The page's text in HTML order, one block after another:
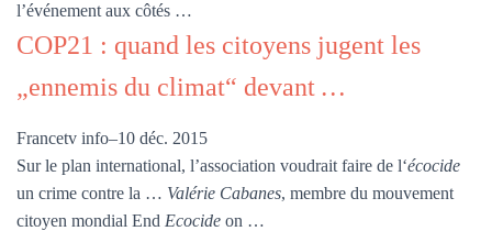
l’événement aux côtés …
COP21 : quand les citoyens jugent les
„ennemis du climat“ devant …
Francetv info–10 déc. 2015
Sur le plan international, l’association voudrait faire de l‘écocide
un crime contre la … Valérie Cabanes, membre du mouvement
citoyen mondial End Ecocide on …